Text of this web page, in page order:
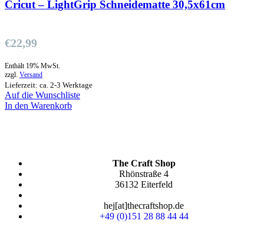
Cricut – LightGrip Schneidematte 30,5x61cm
€22,99
Enthält 19% MwSt.
zzgl. Versand
Lieferzeit: ca. 2-3 Werktage
Auf die Wunschliste
In den Warenkorb
The Craft Shop
Rhönstraße 4
36132 Eiterfeld
hej[at]thecraftshop.de
+49 (0)151 28 88 44 44